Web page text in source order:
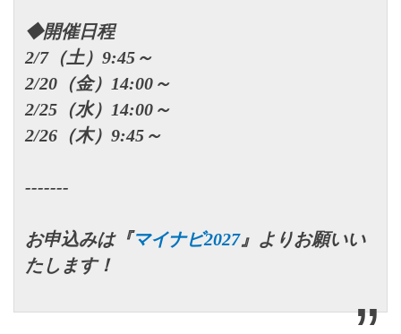
◆開催日程
2/7（土）9:45～
2/20（金）14:00～
2/25（水）14:00～
2/26（木）9:45～
-------
お申込みは『マイナビ2027』よりお願いい
たします！